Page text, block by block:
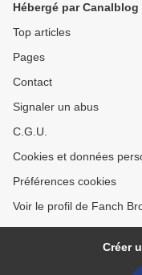
Hébergé par Canalblog
Top articles
Pages
Contact
Signaler un abus
C.G.U.
Cookies et données
Préférences cookies
Voir le profil de Fanch
Créer